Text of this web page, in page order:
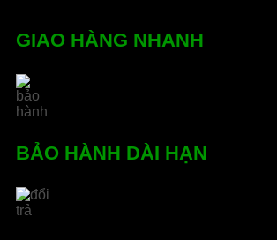
GIAO HÀNG NHANH
BẢO HÀNH DÀI HẠN